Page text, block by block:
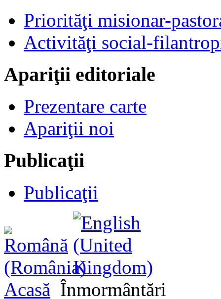
Priorităţi misionar-
Activităţi social-
Apariţii editoriale
Prezentare carte
Apariţii noi
Publicaţii
Publicaţii
Acasă Înmormântări